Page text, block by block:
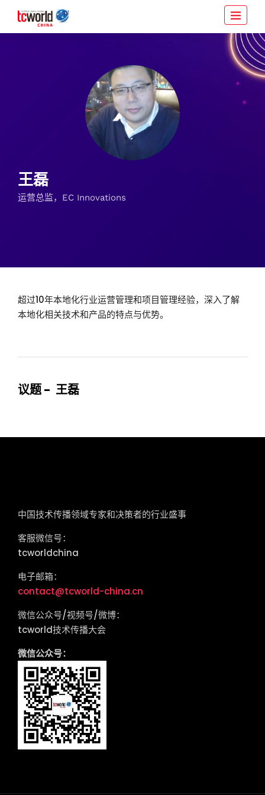
王磊
运营总监，EC Innovations
超过10年本地化行业运营管理和项目管理经验，深入了解
本地化相关技术和产品的特点与优势。
议题 - 王磊
中国技术传播领域专家和决策者的行业盛事
客服微信号：
tcworldchina
电子邮箱：
contact@tcworld-china.cn
微信公众号/视频号/微博：
tcworld技术传播大会
微信公众号：